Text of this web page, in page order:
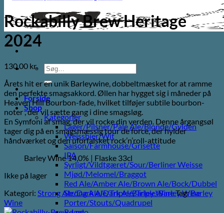
Søg
efter:
Forside
Shop
Kategorier
Lager/Pilsner/Pale Ale/Blonde/Gylden
Weissbier/Wit
Saison/Farmhouse/Grisette
IPA
Syrligt/Vildtgæret/Sour/Berliner Weisse
Mjød/Melomel/Braggot
Red Ale/Amber Ale/Brown Ale/Bock/Dubbel
Strong Ale/Dark Ale/Triple/Barley Wine
Porter/Stouts/Quadrupel
Rockabilly Brew Heritage
2024
130,00 kr.
Årets hit er en unik Barleywine, dobbeltmæsket for at ramme
den perfekte smagsakkord. Øllen har hygget sig i måneder på
Heaven Hill Bourbon-fade, hvilket tilføjer subtile bourbon-
noter , der vil sætte gang i dine smagsløg.
En Symfoni af smag, der vil rocke din verden. Denne årgangsøl
tager dig på en smagsmæssig tour de force, der hylder
håndværket og den uforfalsket rock’n’roll-attitude
Barley Wine 14,0% | Flaske 33cl
Ikke på lager
Kategori: Strong Ale/Dark Ale/Triple/Barley WineTag:Barley
Wine